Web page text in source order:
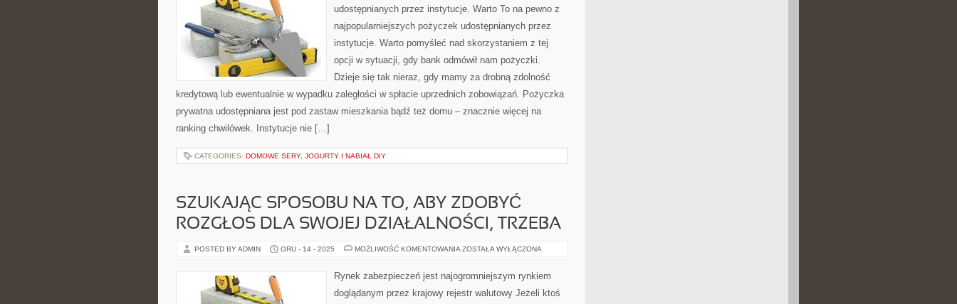
KOLEGÓW,
RODZINY.
udostępnianych przez instytucje. Warto To na pewno z
najpopularniejszych pożyczek udostępnianych przez
instytucje. Warto pomyśleć nad skorzystaniem z tej
opcji w sytuacji, gdy bank odmówił nam pożyczki.
Dzieje się tak nieraz, gdy mamy za drobną zdolność
kredytową lub ewentualnie w wypadku zaległości w spłacie uprzednich zobowiązań. Pożyczka
prywatna udostępniana jest pod zastaw mieszkania bądź też domu – znacznie więcej na
ranking chwilówek. Instytucje nie […]
CATEGORIES: DOMOWE SERY, JOGURTY I NABIAŁ DIY
SZUKAJĄC SPOSOBU NA TO, ABY ZDOBYĆ
ROZGŁOS DLA SWOJEJ DZIAŁALNOŚCI, TRZEBA
POSTED BY ADMIN GRU - 14 - 2025 MOŻLIWOŚĆ KOMENTOWANIA SZUKAJĄC
ABY
ROZGŁOS
ZOSTAŁA WYŁĄCZONA
Rynek zabezpieczeń jest najogromniejszym rynkiem
doglądanym przez krajowy rejestr walutowy Jeżeli ktoś